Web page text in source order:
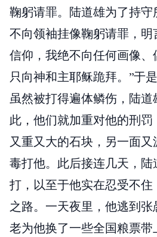
鞠躬请罪。陆道雄为了持
不向领袖挂像鞠躬请罪，明
信仰，我绝不向任何画像
只向神和主耶稣跪拜。”于
虽然被打得遍体鳞伤，陆
此，他们就加重对他的刑
又重又大的石块，另一面
毒打他。此后接连几天，
打，以至于他实在忍受不
之路。一天夜里，他逃到
老为他换了一些全国粮票